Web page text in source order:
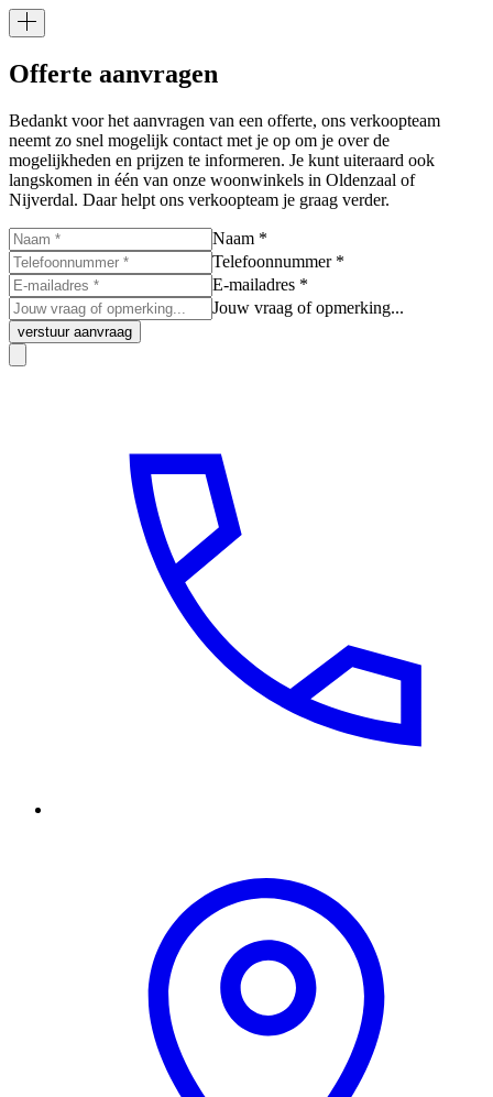
Offerte aanvragen
Bedankt voor het aanvragen van een offerte, ons verkoopteam
neemt zo snel mogelijk contact met je op om je over de
mogelijkheden en prijzen te informeren. Je kunt uiteraard ook
langskomen in één van onze woonwinkels in Oldenzaal of
Nijverdal. Daar helpt ons verkoopteam je graag verder.
Naam *
Telefoonnummer *
E-mailadres *
Jouw vraag of opmerking...
verstuur aanvraag